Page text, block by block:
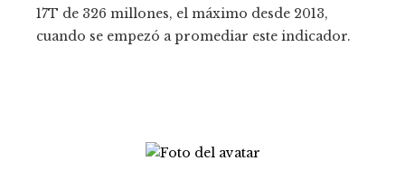
17T de 326 millones, el máximo desde 2013,
cuando se empezó a promediar este indicador.